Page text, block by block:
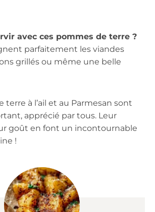
avec ces pommes de terre ?
parfaitement les viandes
grillés ou même une belle
terre à l’ail et au Parmesan sont
apprécié par tous. Leur
goût en font un incontournable
!